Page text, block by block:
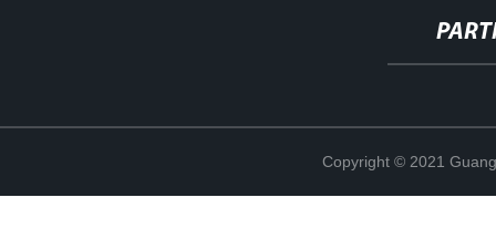
Copyright © 2021